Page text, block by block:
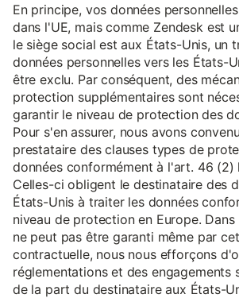
En principe, vos données
dans l'UE, mais comme Zendesk est
le siège social est aux États-Unis, un
données personnelles vers les États-
être exclu. Par conséquent, des
protection supplémentaires sont
garantir le niveau de protection des
Pour s'en assurer, nous avons
prestataire des clauses types de
données conformément à l'art. 46 (2)
Celles-ci obligent le destinataire des
États-Unis à traiter les données
niveau de protection en Europe. Dans
ne peut pas être garanti même par
contractuelle, nous nous efforçons
réglementations et des engagements
de la part du destinataire aux États-